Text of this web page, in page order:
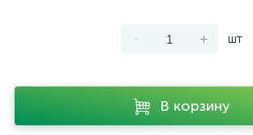
- + шт
В корзину